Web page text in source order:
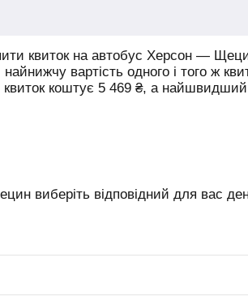
квиток на автобус Херсон —
вартість одного і того ж
коштує 5 469 ₴, а
виберіть відповідний для вас